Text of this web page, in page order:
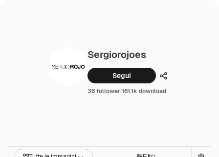
Sergiorojoes
Segui Condividi
36 follower|161.1k download